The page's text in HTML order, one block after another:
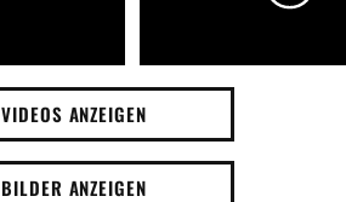
VIDEOS ANZEIGEN
BILDER ANZEIGEN